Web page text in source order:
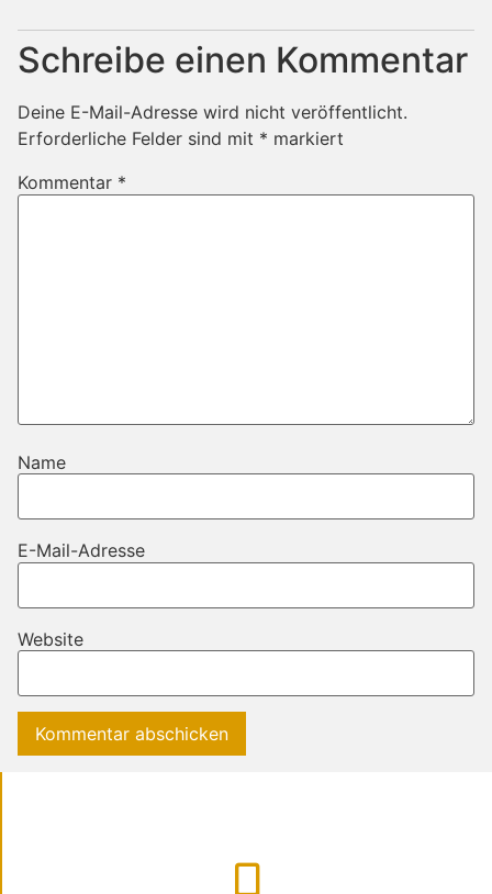
Schreibe einen Kommentar
Deine E-Mail-Adresse wird nicht veröffentlicht.
Erforderliche Felder sind mit * markiert
Kommentar *
Name
E-Mail-Adresse
Website